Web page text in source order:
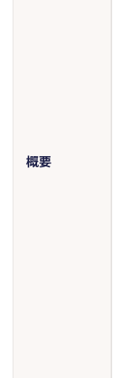
概要